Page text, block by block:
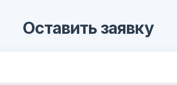
Оставить заявку